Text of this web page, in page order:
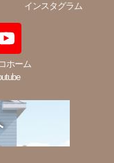
インスタグラム
ホーム